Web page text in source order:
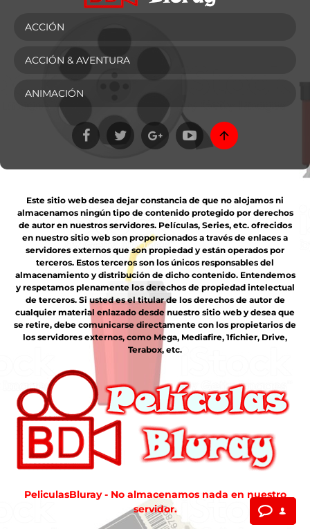
ACCIÓN
ACCIÓN & AVENTURA
ANIMACIÓN
Este sitio web desea dejar constancia de que no alojamos ni
almacenamos ningún tipo de contenido protegido por derechos
de autor en nuestros servidores. Películas, Series, etc. ofrecidos
en nuestro sitio web son proporcionados a través de enlaces a
servidores externos que son propiedad y están operados por
terceros. Estos terceros son los únicos responsables del
almacenamiento y distribución de dicho contenido. Entendemos
y respetamos plenamente los derechos de propiedad intelectual
de terceros. Si usted es el titular de los derechos de autor de
cualquier material enlazado desde nuestro sitio web y desea que
se retire, debe comunicarse directamente con los propietarios de
los servidores externos, como Mega, Mediafire, 1fichier, Drive,
Terabox, etc.
PeliculasBluray - No almacenamos nada en nuestro
servidor.